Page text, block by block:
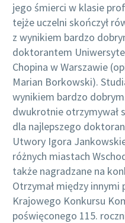
jego śmierci w klasie
tejże uczelni skończył
z wynikiem bardzo
doktorantem
Chopina w Warszawie
Marian Borkowski).
wynikiem bardzo
dwukrotnie otrzymywał
dla najlepszego
Utwory Igora
różnych miastach
także nagradzane na
Otrzymał między innymi
Krajowego Konkursu
poświęconego 115.